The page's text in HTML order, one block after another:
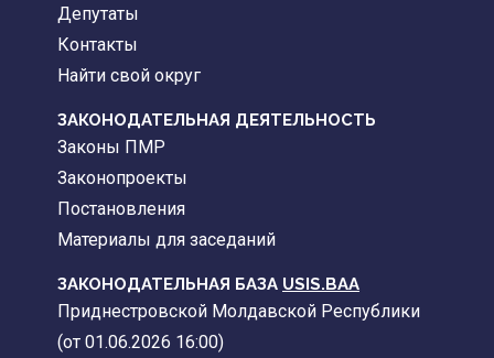
Депутаты
Контакты
Найти свой округ
ЗАКОНОДАТЕЛЬНАЯ ДЕЯТЕЛЬНОСТЬ
Законы ПМР
Законопроекты
Постановления
Материалы для заседаний
ЗАКОНОДАТЕЛЬНАЯ БАЗА USIS.BAA
Приднестровской Молдавской Республики
(от 01.06.2026 16:00)